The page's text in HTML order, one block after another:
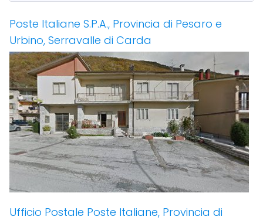
Poste Italiane S.P.A., Provincia di Pesaro e
Urbino, Serravalle di Carda
Ufficio Postale Poste Italiane, Provincia di